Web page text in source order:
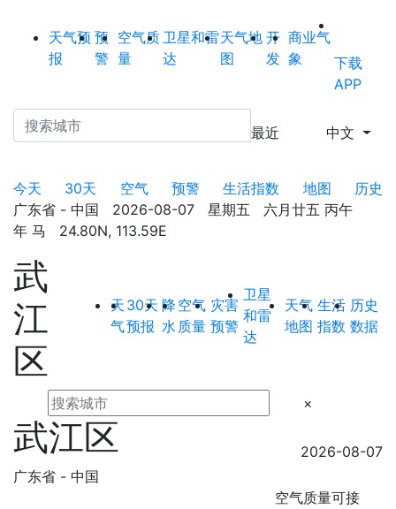
天气预
报
预
警
空气质
量
卫星和雷
达
天气地
图
开
发
商业气
象
下载
APP
最近 中文
今天 30天 空气 预警 生活指数 地图
历史
广东省 - 中国 2026-08-07 星期五 六月廿五 丙午
年 马 24.80N, 113.59E
武
江
区
天
气
30天
预报
降
水
空气
质量
灾害
预警
卫星
和雷
达
天气
地图
生活
指数
历史
数据
×
武江区
广东省 - 中国
2026-08-07
空气质量可接